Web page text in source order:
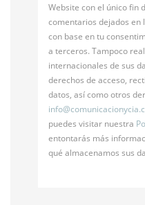
Website con el único fin
comentarios dejados en
con base en tu
a terceros. Tampoco
internacionales de sus
derechos de acceso,
datos, así como otros
info@
puedes visitar nuestra
entontarás más
qué almacenamos sus